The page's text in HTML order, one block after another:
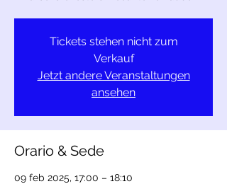
Tickets stehen nicht zum
Verkauf
Jetzt andere Veranstaltungen
ansehen
Orario & Sede
09 feb 2025, 17:00 – 18:10